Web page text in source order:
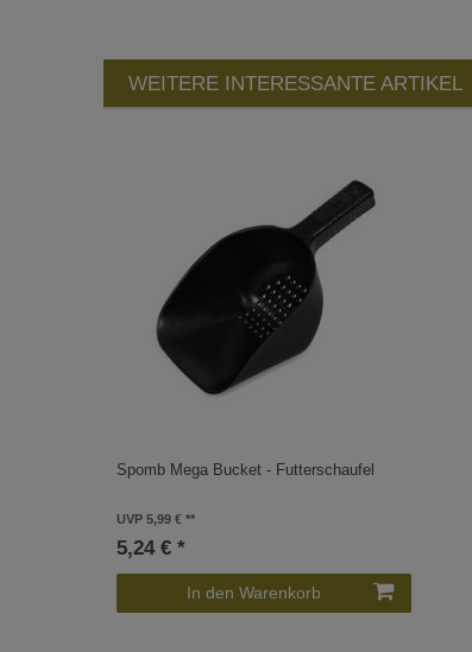
WEITERE INTERESSANTE ARTIKEL
Spomb Mega Bucket - Futterschaufel
UVP 5,99 €
5,24 € *
In den Warenkorb